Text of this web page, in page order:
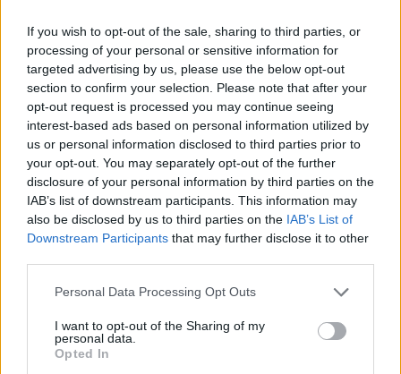
If you wish to opt-out of the sale, sharing to third parties, or
processing of your personal or sensitive information for
targeted advertising by us, please use the below opt-out
section to confirm your selection. Please note that after your
opt-out request is processed you may continue seeing
interest-based ads based on personal information utilized by
us or personal information disclosed to third parties prior to
your opt-out. You may separately opt-out of the further
disclosure of your personal information by third parties on the
IAB’s list of downstream participants. This information may
also be disclosed by us to third parties on the IAB’s List of
Downstream Participants that may further disclose it to other
Personal Data Processing Opt Outs
I want to opt-out of the Sharing of my
personal data.
Opted In
κινηθεί αστραπιαία, φέρνοντας τη συμφωνία στη
Βουλή της χώρας του σε λιγότερο από δύο
εβδομάδες. Σε περίπτωση που δεν καταφέρει να
περάσει τη Συνταγματική Αναθεώρηση –δεν
αποκλείεται αν κρίνουμε από τα συμφραζόμενα του
Έλληνα υπουργού– θα πάει το Νοέμβρη σε πρόωρες
εκλογές. Αυτό σημαίνει ότι επιταχύνονται οι
εξελίξεις και στα καθ’ ημάς. Οι εξελίξεις στο
μέτωπο του Μακεδονικού, εξάλλου, επηρεάζουν τον
χρόνο διεξαγωγής των ελληνικών εκλογών.